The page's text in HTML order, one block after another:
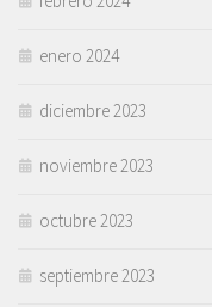
enero 2024
diciembre 2023
noviembre 2023
octubre 2023
septiembre 2023